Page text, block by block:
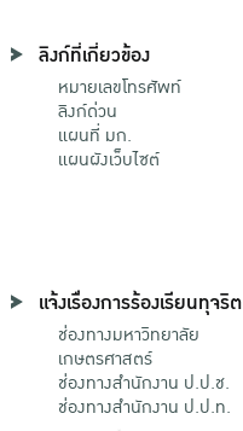
ลิงก์ที่เกี่ยวข้อง
หมายเลขโทรศัพท์
ลิงก์ด่วน
แผนที่ มก.
แผนผังเว็บไซต์
แจ้งเรื่องการร้องเรียนทุจริต
ช่องทางมหาวิทยาลัย
เกษตรศาสตร์
ช่องทางสำนักงาน ป.ป.ช.
ช่องทางสำนักงาน ป.ป.ท.